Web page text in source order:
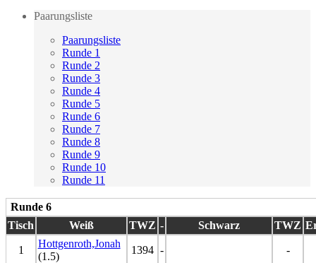
Paarungsliste
Paarungsliste
Runde 1
Runde 2
Runde 3
Runde 4
Runde 5
Runde 6
Runde 7
Runde 8
Runde 9
Runde 10
Runde 11
Runde 6
Tisch
Weiß TWZ - Schwarz TWZ
1
Hottgenroth,Jonah
(1.5)
1394 - -